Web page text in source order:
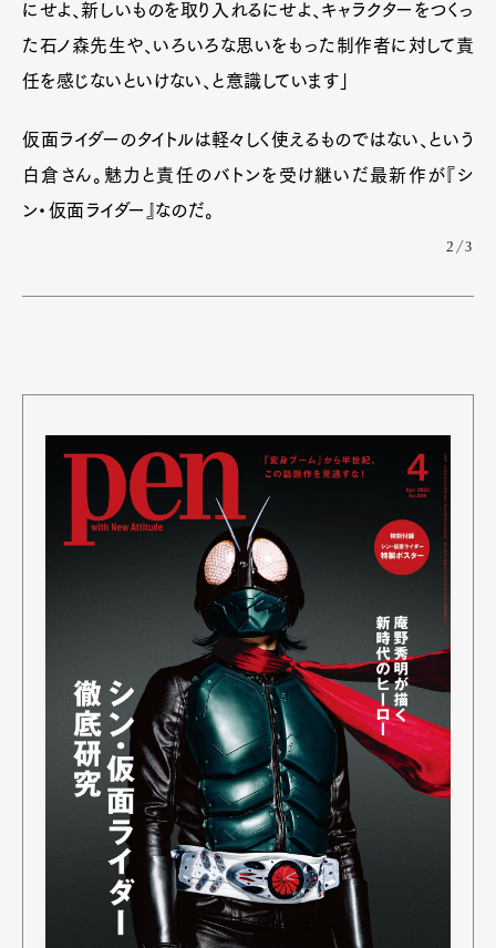
にせよ、新しいものを取り入れるにせよ、キャラクターをつくっ
た石ノ森先生や、いろいろな思いをもった制作者に対して責
任を感じないといけない、と意識しています」
仮面ライダーのタイトルは軽々しく使えるものではない、という
白倉さん。魅力と責任のバトンを受け継いだ最新作が『シ
ン・仮面ライダー』なのだ。
2/3